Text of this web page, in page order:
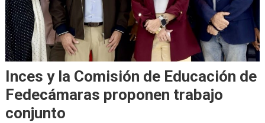
Inces y la Comisión de Educación de
Fedecámaras proponen trabajo
conjunto